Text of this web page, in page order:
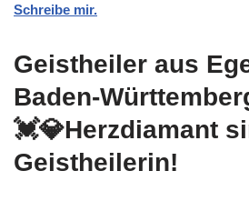
Schreibe mir.
Geistheiler aus
Baden-
💓️💎Herzdiamant
Geistheilerin!